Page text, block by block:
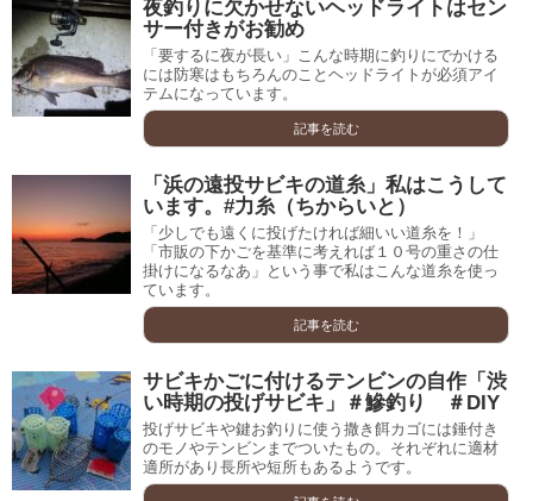
夜釣りに欠かせないヘッドライトはセン
サー付きがお勧め
「要するに夜が長い」こんな時期に釣りにでかける
には防寒はもちろんのことヘッドライトが必須アイ
テムになっています。
記事を読む
「浜の遠投サビキの道糸」私はこうして
います。#力糸（ちからいと）
「少しでも遠くに投げたければ細いい道糸を！」
「市販の下かごを基準に考えれば１０号の重さの仕
掛けになるなあ」という事で私はこんな道糸を使っ
ています。
記事を読む
サビキかごに付けるテンビンの自作「渋
い時期の投げサビキ」＃鰺釣り ＃DIY
投げサビキや鍵お釣りに使う撒き餌カゴには錘付き
のモノやテンビンまでついたもの。それぞれに適材
適所があり長所や短所もあるようです。